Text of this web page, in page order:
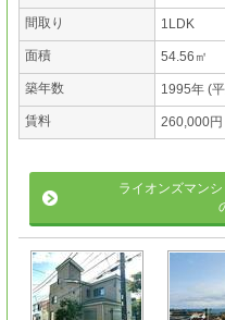
間取り 1LDK
面積 54.56㎡
築年数 1995年 (
賃料 260,000円
ライオンズマン